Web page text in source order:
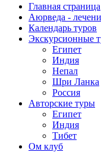
Главная страница
Аюрведа -
Календарь туров
Экскурсионные
Египет
Индия
Непал
Шри Ланка
Россия
Авторские туры
Египет
Индия
Тибет
Ом клуб